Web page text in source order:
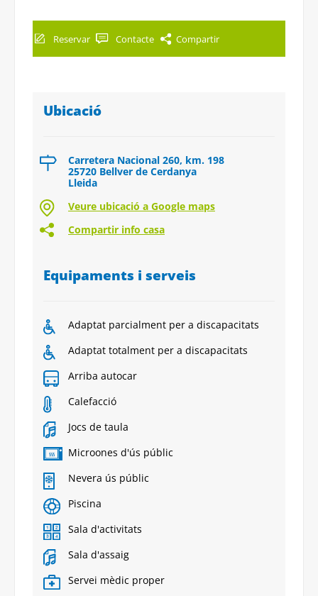
Reservar Contacte Compartir
Ubicació
Carretera Nacional 260, km. 198
25720 Bellver de Cerdanya
Lleida
Veure ubicació a Google maps
Compartir info casa
Equipaments i serveis
Adaptat parcialment per a discapacitats
Adaptat totalment per a discapacitats
Arriba autocar
Calefacció
Jocs de taula
Microones d'ús públic
Nevera ús públic
Piscina
Sala d'activitats
Sala d'assaig
Servei mèdic proper